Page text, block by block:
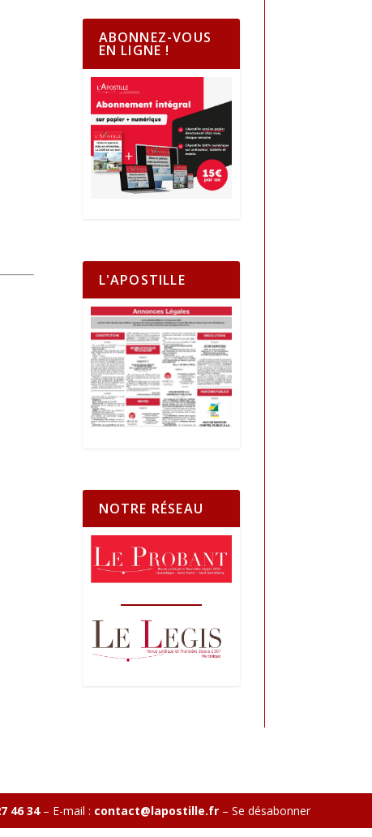
ABONNEZ-VOUS
EN LIGNE !
L'APOSTILLE
NOTRE RÉSEAU
46 34– E-mail : contact@lapostille.fr– Se désabonner